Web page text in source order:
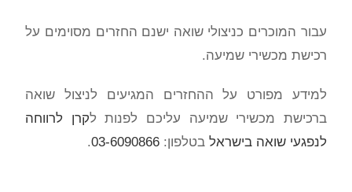
עבור המוכרים כניצולי שואה ישנם החזרים מסוימים על
רכישת מכשירי שמיעה.
למידע מפורט על ההחזרים המגיעים לניצול שואה
ברכישת מכשירי שמיעה עליכם לפנות לקרן לרווחה
לנפגעי שואה בישראלבטלפון:03-6090866
.